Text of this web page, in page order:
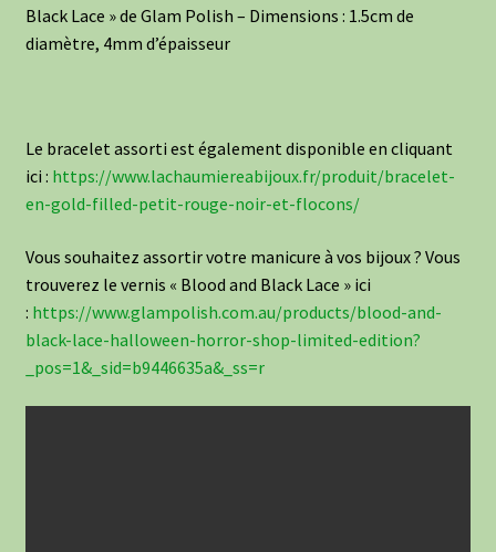
Black Lace » de Glam Polish – Dimensions : 1.5cm de
diamètre, 4mm d’épaisseur
Le bracelet assorti est également disponible en cliquant
ici : https://www.lachaumiereabijoux.fr/produit/bracelet-
en-gold-filled-petit-rouge-noir-et-flocons/
Vous souhaitez assortir votre manicure à vos bijoux ? Vous
trouverez le vernis « Blood and Black Lace » ici
: https://www.glampolish.com.au/products/blood-and-
black-lace-halloween-horror-shop-limited-edition?
_pos=1&_sid=b9446635a&_ss=r